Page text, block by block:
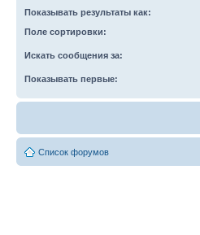
Показывать результаты как:
Поле сортировки:
Искать сообщения за:
Показывать первые:
Список форумов